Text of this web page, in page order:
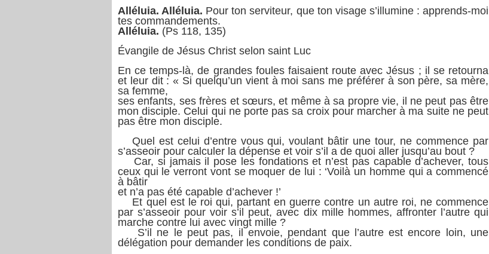
Alléluia. Alléluia. Pour ton serviteur, que ton visage s’illumine : apprends-moi
tes commandements.
Alléluia. (Ps 118, 135)
Évangile de Jésus Christ selon saint Luc
En ce temps-là, de grandes foules faisaient route avec Jésus ; il se retourna
et leur dit : « Si quelqu’un vient à moi sans me préférer à son père, sa mère,
sa femme,
ses enfants, ses frères et sœurs, et même à sa propre vie, il ne peut pas être
mon disciple. Celui qui ne porte pas sa croix pour marcher à ma suite ne peut
pas être mon disciple.
Quel est celui d’entre vous qui, voulant bâtir une tour, ne commence par
s’asseoir pour calculer la dépense et voir s’il a de quoi aller jusqu’au bout ?
Car, si jamais il pose les fondations et n’est pas capable d’achever, tous
ceux qui le verront vont se moquer de lui : ‘Voilà un homme qui a commencé
à bâtir
et n’a pas été capable d’achever !’
Et quel est le roi qui, partant en guerre contre un autre roi, ne commence
par s’asseoir pour voir s’il peut, avec dix mille hommes, affronter l’autre qui
marche contre lui avec vingt mille ?
S’il ne le peut pas, il envoie, pendant que l’autre est encore loin, une
délégation pour demander les conditions de paix.